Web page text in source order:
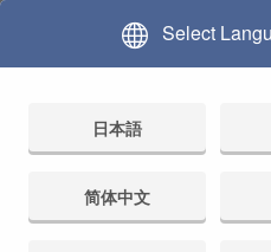
Select
日本語
简体中文
¡La mayor selección disponible